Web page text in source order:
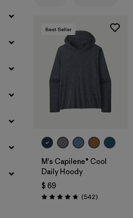
Materials & Fabric
Best Seller
M's Capilene® Cool
Daily Hoody
$ 69
Valoración: 4.8 / 5
(542Comentarios
)